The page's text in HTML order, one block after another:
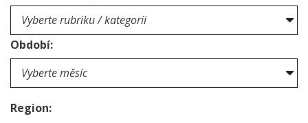
Období:
Region: